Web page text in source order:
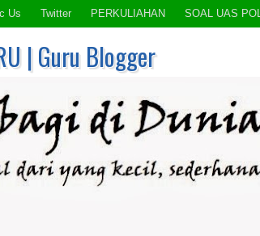
Us Twitter PERKULIAHAN SOAL UAS
| Guru Blogger